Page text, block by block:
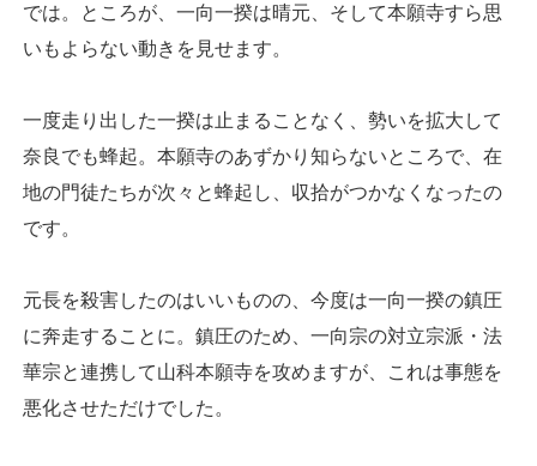
では。ところが、一向一揆は晴元、そして本願寺すら思
いもよらない動きを見せます。
一度走り出した一揆は止まることなく、勢いを拡大して
奈良でも蜂起。本願寺のあずかり知らないところで、在
地の門徒たちが次々と蜂起し、収拾がつかなくなったの
です。
元長を殺害したのはいいものの、今度は一向一揆の鎮圧
に奔走することに。鎮圧のため、一向宗の対立宗派・法
華宗と連携して山科本願寺を攻めますが、これは事態を
悪化させただけでした。